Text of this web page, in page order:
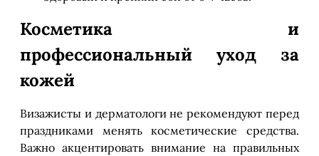
Косметика и
профессиональный уход за
кожей
Визажисты и дерматологи не рекомендуют перед
праздниками менять косметические средства.
Важно акцентировать внимание на правильных